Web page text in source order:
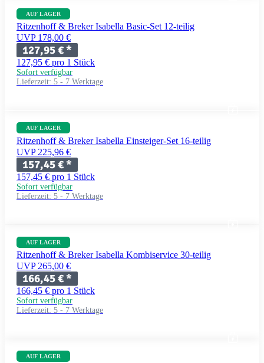
AUF LAGER
Ritzenhoff & Breker Isabella Basic-Set 12-teilig
UVP 178,00 €
127,95 €*
127,95 € pro 1 Stück
Sofort verfügbar
Lieferzeit: 5 - 7 Werktage
AUF LAGER
Ritzenhoff & Breker Isabella Einsteiger-Set 16-teilig
UVP 225,96 €
157,45 €*
157,45 € pro 1 Stück
Sofort verfügbar
Lieferzeit: 5 - 7 Werktage
AUF LAGER
Ritzenhoff & Breker Isabella Kombiservice 30-teilig
UVP 265,00 €
166,45 €*
166,45 € pro 1 Stück
Sofort verfügbar
Lieferzeit: 5 - 7 Werktage
AUF LAGER